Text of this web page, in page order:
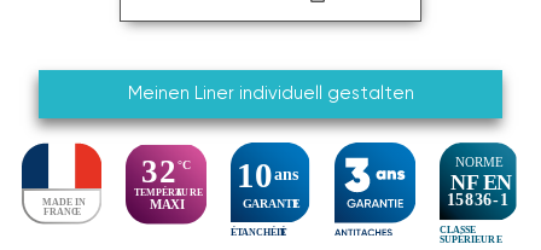
Meinen Liner individuell gestalten